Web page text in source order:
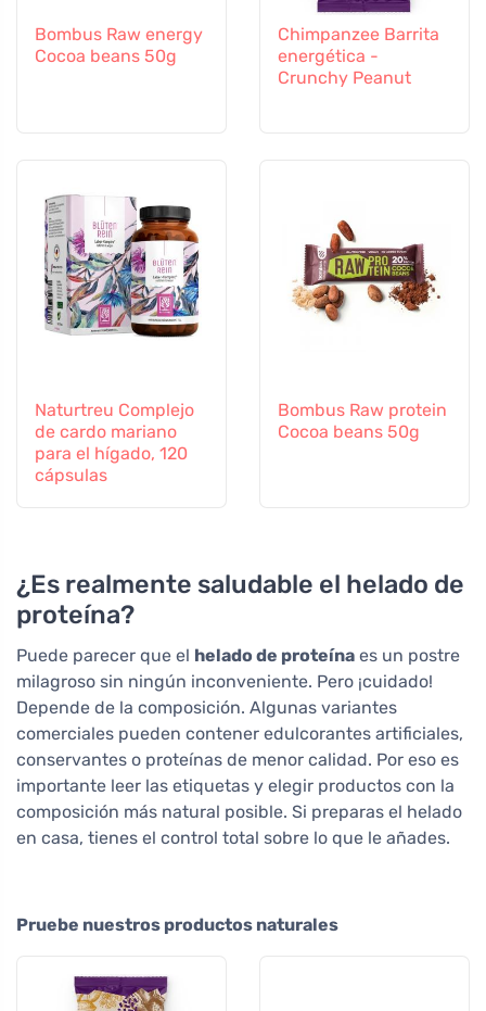
Bombus Raw energy
Cocoa beans 50g
Chimpanzee Barrita
energética -
Crunchy Peanut
Naturtreu Complejo
de cardo mariano
para el hígado, 120
cápsulas
Bombus Raw protein
Cocoa beans 50g
¿Es realmente saludable el helado de
proteína?
Puede parecer que el helado de proteína es un postre
milagroso sin ningún inconveniente. Pero ¡cuidado!
Depende de la composición. Algunas variantes
comerciales pueden contener edulcorantes artificiales,
conservantes o proteínas de menor calidad. Por eso es
importante leer las etiquetas y elegir productos con la
composición más natural posible. Si preparas el helado
en casa, tienes el control total sobre lo que le añades.
Pruebe nuestros productos naturales